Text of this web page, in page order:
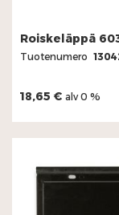
Roiskeläppä
Tuotenumero
18,65 € alv 0 %